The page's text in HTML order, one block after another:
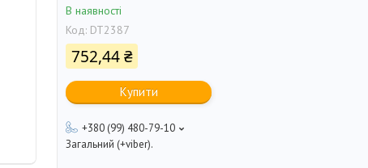
В наявності
Код: DT2387
752,44 ₴
Купити
+380 (99) 480-79-10
Загальний (+viber).